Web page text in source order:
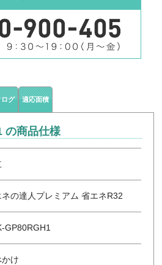
ログ 適応面積
の商品仕様
ネの達人プレミアム 省エネR32
GP80RGH1
け